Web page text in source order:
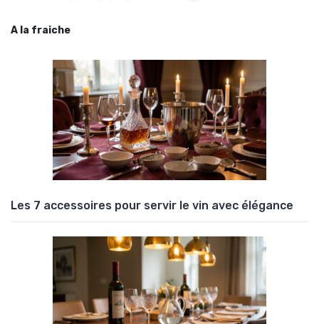
A la fraiche
Les 7 accessoires pour servir le vin avec élégance